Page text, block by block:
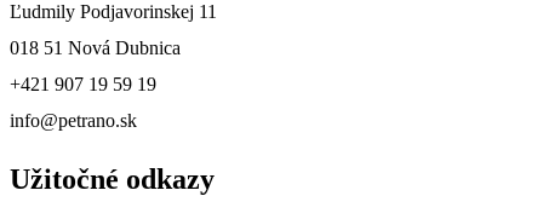
Ľudmily Podjavorinskej 11
018 51 Nová Dubnica
+421 907 19 59 19
info@petrano.sk
Užitočné odkazy